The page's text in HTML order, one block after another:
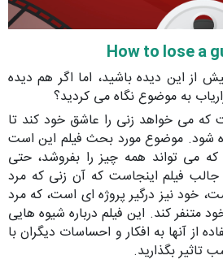
از این دیده باشید، اما اگر هم دیده
به موضوع نگاه می کردید؟
که می خواهد زنی را عاشق خود کند تا
شود. موضوع مورد بحث فیلم این است
می تواند همه چیز را بفروشد، حتی
فیلم اینجاست که آن زنی که مرد
خود نیز درگیر پروژه ای است، که مرد
متنفر کند. این فیلم درباره شیوه هایی
از آنها به افکار و احساسات دیگران با
تاثیر بگذارید.